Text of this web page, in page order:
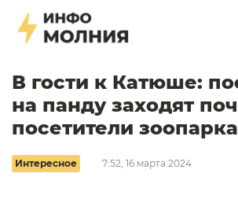
В гости к Катюше:
на панду заходят
посетители зоопарка
Интересное 7:52, 16 марта 2024